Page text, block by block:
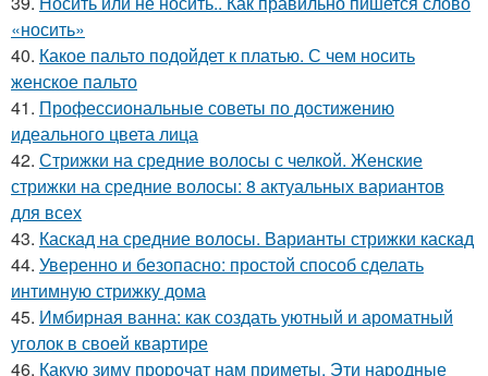
«носить»
40. Какое пальто подойдет к платью. С чем носить
женское пальто
41. Профессиональные советы по достижению
идеального цвета лица
42. Стрижки на средние волосы с челкой. Женские
стрижки на средние волосы: 8 актуальных вариантов
для всех
43. Каскад на средние волосы. Варианты стрижки каскад
44. Уверенно и безопасно: простой способ сделать
интимную стрижку дома
45. Имбирная ванна: как создать уютный и ароматный
уголок в своей квартире
46. Какую зиму пророчат нам приметы. Эти народные